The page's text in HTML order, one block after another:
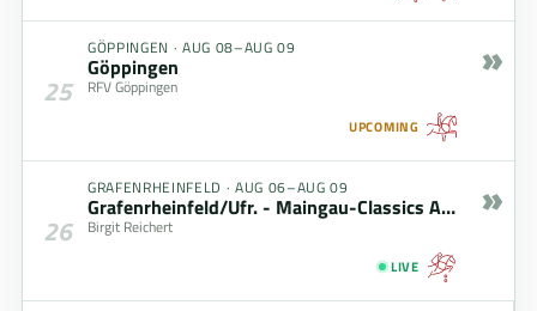
25
GÖPPINGEN · AUG 08–AUG 09
Göppingen
RFV Göppingen
UPCOMING
»
26
GRAFENRHEINFELD · AUG 06–AUG 09
Grafenrheinfeld/Ufr. - Maingau-Classics August 2026
Birgit Reichert
LIVE
»